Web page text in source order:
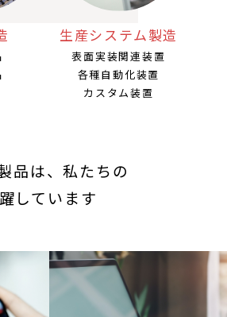
生産システム製造
表面実装関連装置
各種自動化装置
カスタム装置
品は、私たちの
しています